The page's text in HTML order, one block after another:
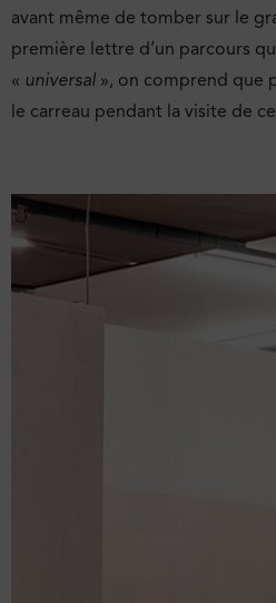
avant même de tomber sur le
première lettre d’un parcours
« universal », on comprend que
le carreau pendant la visite de